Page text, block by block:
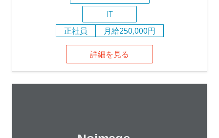
IT
正社員
月給250,000円
詳細を見る